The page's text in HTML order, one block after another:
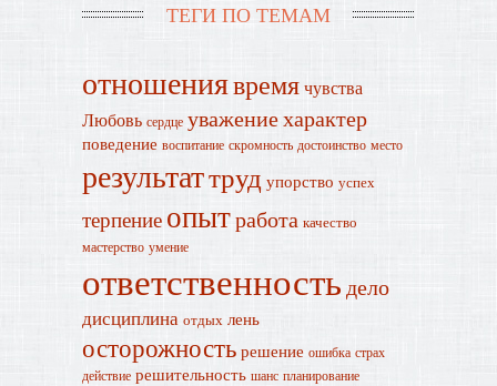
ТЕГИ ПО ТЕМАМ
отношениявремячувства
Любовь сердце уважениехарактер
поведение воспитание скромность достоинство место
результаттруд упорство успех
терпение опытработа качество
мастерство умение
ответственностьдело
дисциплина отдых лень
осторожность решение ошибка страх
действие решительность шанс планирование